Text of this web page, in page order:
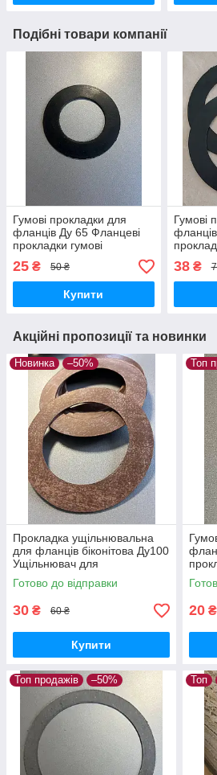
Подібні товари компанії
Гумові прокладки для
фланців Ду 65 Фланцеві
прокладки гумові
Ущільнювальні гумові
прокладки
25 ₴ 50 ₴
Купити
Гумові
38₴
Акційні пропозиції та новинки
Новинка –50%
Прокладка ущільнювальна
для фланців біконітова Ду100
Ущільнювач для
трубопроводів Герметизуюча
прокладка Термостійка
прокладка
Готово до відправки
30 ₴ 60 ₴
Купити
Топ
20 ₴
Топ продажів –50% Топ